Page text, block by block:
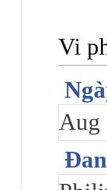
Vi
Aug